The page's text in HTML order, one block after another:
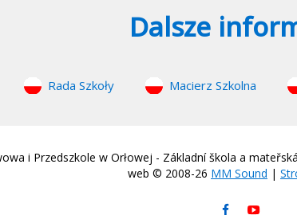
Dalsze
Rada Szkoły Macierz Szkolna
i Przedszkole w Orłowej - Základní škola a
web © 2008-26 MM Sound |